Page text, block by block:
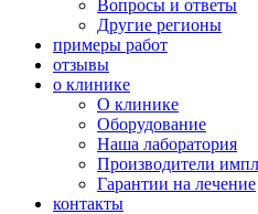
Вопросы и ответы
Другие регионы
примеры работ
отзывы
о клинике
О клинике
Оборудование
Наша лаборатория
Производители
Гарантии на лечение
контакты